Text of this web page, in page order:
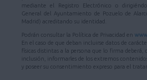
mediante el Registro Electrónico o
General del Ayuntamiento de Pozuelo de
Madrid) acreditando su identidad.
Podrán consultar la Política de Privacidad en
En el caso de que deban incluirse datos de
físicas distintas a la persona que lo firma deberá,
inclusión, informarles de los extremos
y poseer su consentimiento expreso para el